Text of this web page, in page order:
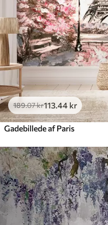
189.07kr113.44 kr
Gadebillede af Paris